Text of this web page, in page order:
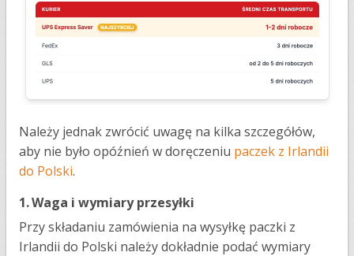
Należy jednak zwrócić uwagę na kilka szczegółów,
aby nie było opóźnień w doręczeniu paczek z Irlandii
do Polski.
1.Waga i wymiary przesyłki
Przy składaniu zamówienia na wysyłkę paczki z
Irlandii do Polski należy dokładnie podać wymiary